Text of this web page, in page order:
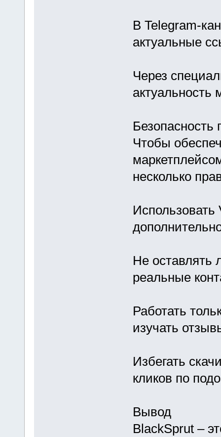
В Telegram-
актуальные
Через
актуальность
Безопасность
Чтобы
несколько
Использовать
Не оставлять
реальные
Работать
изучать
Избегать
кликов по
Вывод
BlackSprut –